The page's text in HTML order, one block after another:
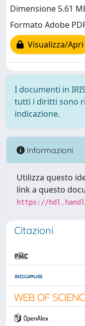
Dimensione 5.61
Formato Adobe
Visualizza/Apri
I documenti in
tutti i diritti sono
indicazione.
Informazioni
Utilizza questo
link a questo
https://
Citazioni